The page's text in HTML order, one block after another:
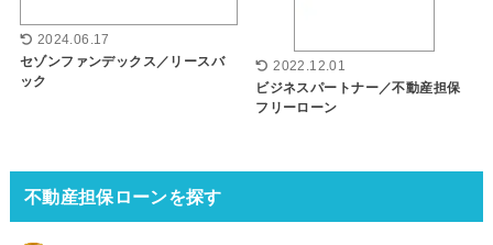
2024.06.17
セゾンファンデックス／リースバ
ック
2022.12.01
ビジネスパートナー／不動産担保
フリーローン
不動産担保ローンを探す